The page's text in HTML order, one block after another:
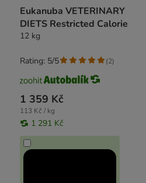
Eukanuba VETERINARY
DIETS Restricted Calorie
12 kg
1 359 Kč
113 Kč / kg
1 291 Kč
Rating: 5/5 (2)